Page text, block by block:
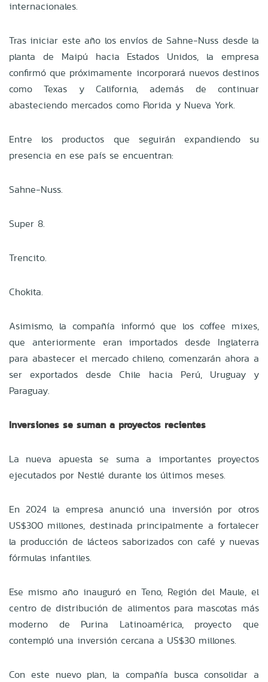
internacionales.
Tras iniciar este año los envíos de Sahne-Nuss desde la
planta de Maipú hacia Estados Unidos, la empresa
confirmó que próximamente incorporará nuevos destinos
como Texas y California, además de continuar
abasteciendo mercados como Florida y Nueva York.
Entre los productos que seguirán expandiendo su
presencia en ese país se encuentran:
Sahne-Nuss.
Super 8.
Trencito.
Chokita.
Asimismo, la compañía informó que los coffee mixes,
que anteriormente eran importados desde Inglaterra
para abastecer el mercado chileno, comenzarán ahora a
ser exportados desde Chile hacia Perú, Uruguay y
Paraguay.
Inversiones se suman a proyectos recientes
La nueva apuesta se suma a importantes proyectos
ejecutados por Nestlé durante los últimos meses.
En 2024 la empresa anunció una inversión por otros
US$300 millones, destinada principalmente a fortalecer
la producción de lácteos saborizados con café y nuevas
fórmulas infantiles.
Ese mismo año inauguró en Teno, Región del Maule, el
centro de distribución de alimentos para mascotas más
moderno de Purina Latinoamérica, proyecto que
contempló una inversión cercana a US$30 millones.
Con este nuevo plan, la compañía busca consolidar a